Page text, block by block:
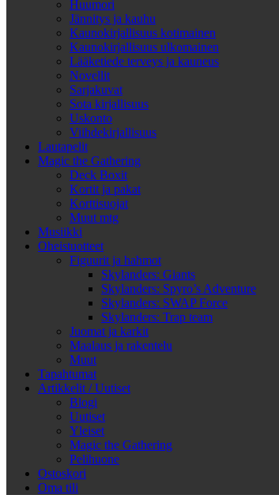
Huumori
Jännitys ja kauhu
Kaunokirjallisuus kotimainen
Kaunokirjallisuus ulkomainen
Lääketiede terveys ja kauneus
Novellit
Sarjakuvat
Sota kirjallisuus
Uskonto
Viihdekirjallisuus
Lautapelit
Magic the Gathering
Deck Boxit
Kortit ja pakat
Korttisuojat
Muut mtg
Musiikki
Oheistuotteet
Figuurit ja hahmot
Skylanders: Giants
Skylanders: Spyro’s Adventure
Skylanders: SWAP Force
Skylanders: Trap team
Juomat ja karkit
Maalaus ja rakentelu
Muut
Tapahtumat
Artikkelit / Uutiset
Blogi
Uutiset
Yleiset
Magic the Gathering
Pelihuone
Ostoskori
Oma tili